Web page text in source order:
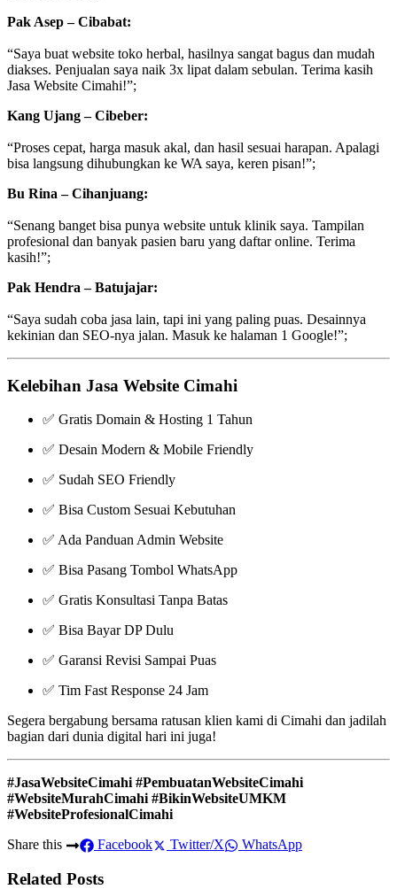
Pak Asep – Cibabat:
“Saya buat website toko herbal, hasilnya sangat bagus dan mudah
diakses. Penjualan saya naik 3x lipat dalam sebulan. Terima kasih
Jasa Website Cimahi!”;
Kang Ujang – Cibeber:
“Proses cepat, harga masuk akal, dan hasil sesuai harapan. Apalagi
bisa langsung dihubungkan ke WA saya, keren pisan!”;
Bu Rina – Cihanjuang:
“Senang banget bisa punya website untuk klinik saya. Tampilan
profesional dan banyak pasien baru yang daftar online. Terima
kasih!”;
Pak Hendra – Batujajar:
“Saya sudah coba jasa lain, tapi ini yang paling puas. Desainnya
kekinian dan SEO-nya jalan. Masuk ke halaman 1 Google!”;
Kelebihan Jasa Website Cimahi
✅ Gratis Domain & Hosting 1 Tahun
✅ Desain Modern & Mobile Friendly
✅ Sudah SEO Friendly
✅ Bisa Custom Sesuai Kebutuhan
✅ Ada Panduan Admin Website
✅ Bisa Pasang Tombol WhatsApp
✅ Gratis Konsultasi Tanpa Batas
✅ Bisa Bayar DP Dulu
✅ Garansi Revisi Sampai Puas
✅ Tim Fast Response 24 Jam
Segera bergabung bersama ratusan klien kami di Cimahi dan jadilah
bagian dari dunia digital hari ini juga!
#JasaWebsiteCimahi #PembuatanWebsiteCimahi
#WebsiteMurahCimahi #BikinWebsiteUMKM
#WebsiteProfesionalCimahi
Share this
Facebook Twitter/X WhatsApp
Related Posts